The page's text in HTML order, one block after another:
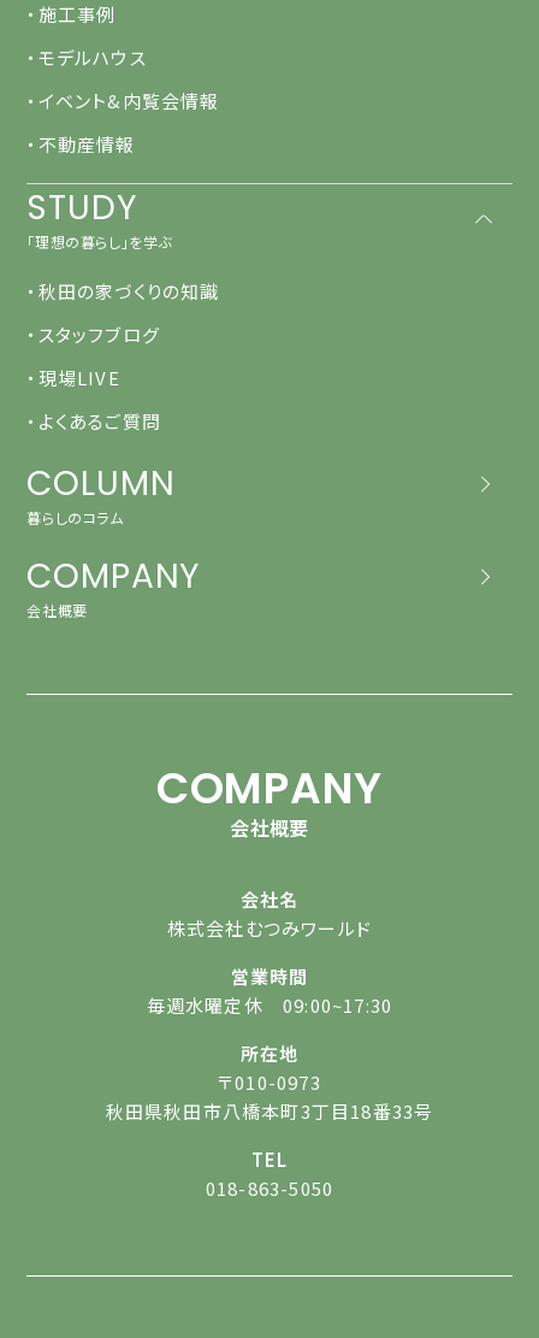
・施工事例
・モデルハウス
・イベント&内覧会情報
・不動産情報
STUDY
「理想の暮らし」を学ぶ
・秋田の家づくりの知識
・スタッフブログ
・現場LIVE
・よくあるご質問
COLUMN
暮らしのコラム
COMPANY
会社概要
COMPANY
会社概要
会社名
株式会社むつみワールド
営業時間
毎週水曜定休 09:00~17:30
所在地
〒010-0973
秋田県秋田市八橋本町3丁目18番33号
TEL
018-863-5050